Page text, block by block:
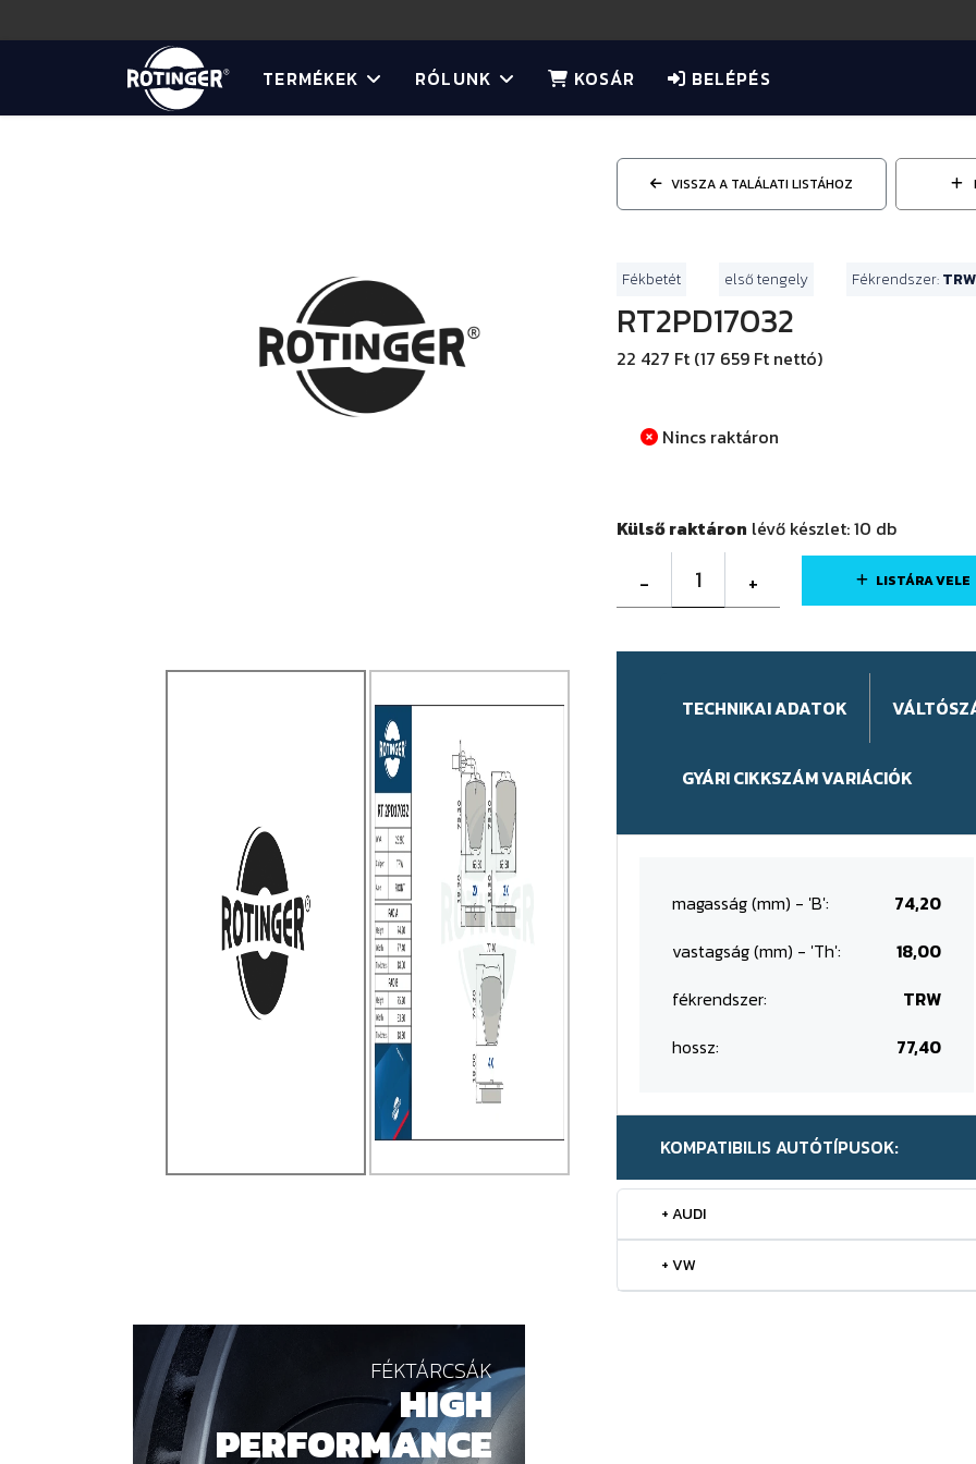
TERMÉKEK RÓLUNK KOSÁR BELÉPÉS
VISSZA A TALÁLATI LISTÁHOZ
Fékbetét első tengely Fékrendszer:TRW
RT2PD17032
22 427 Ft (17 659 Ft nettó)
Nincs raktáron
Külső raktáron lévő készlet:10 db
- 1 + LISTÁRA VELE
TECHNIKAI ADATOK
GYÁRI CIKKSZÁM VARIÁCIÓK
magasság (mm) - 'B':
74,20
vastagság (mm) - 'Th':
18,00
fékrendszer:
TRW
hossz:
77,40
KOMPATIBILIS AUTÓTÍPUSOK:
+ AUDI
+ VW
FÉKTÁRCSÁK
HIGH
PERFORMANCE